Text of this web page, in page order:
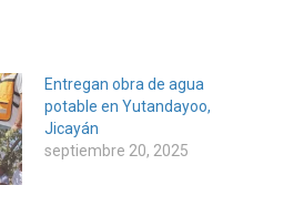
Entregan obra de agua
potable en Yutandayoo,
Jicayán
septiembre 20, 2025